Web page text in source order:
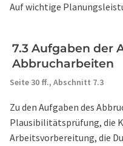
Auf wichtige
7.3 Aufgaben der
Abbrucharbeiten
Seite 30 ff., Abschnitt 7.3
Zu den Aufgaben des
Plausibilitätsprüfung, die
Arbeitsvorbereitung, die